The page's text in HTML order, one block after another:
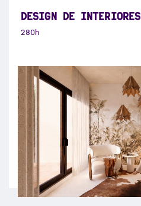
DESIGN DE INTERIORES
280h